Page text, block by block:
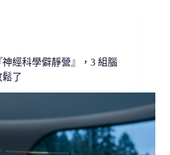
經科學僻靜營』，3 組腦
了